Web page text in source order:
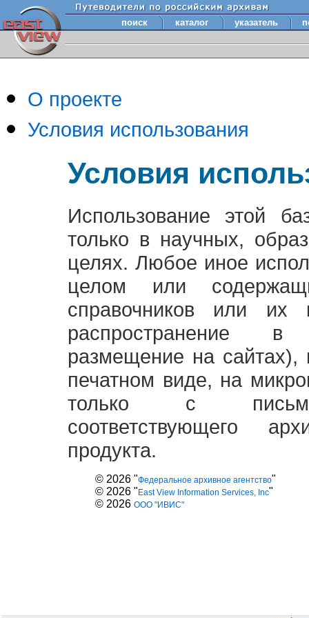
поиск каталог указатель
О проекте
Условия использования
Условия
Использование этой
только в научных,
целях. Любое иное
целом или
справочников или их
распространение
размещение на
печатном виде, на
только с
соответствующего
продукта.
© 2026 "Федеральное архивное агентство"
© 2026 " East View Information Services, Inc"
© 2026 ООО "ИВИС"